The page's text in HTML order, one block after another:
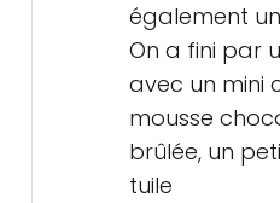
également
On a fini par
avec un mini
mousse
brûlée, un
tuile